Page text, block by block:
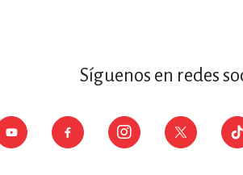
Síguenos en redes